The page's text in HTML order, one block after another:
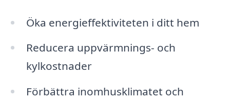
Öka energieffektiviteten i ditt hem
Reducera uppvärmnings- och
kylkostnader
Förbättra inomhusklimatet och